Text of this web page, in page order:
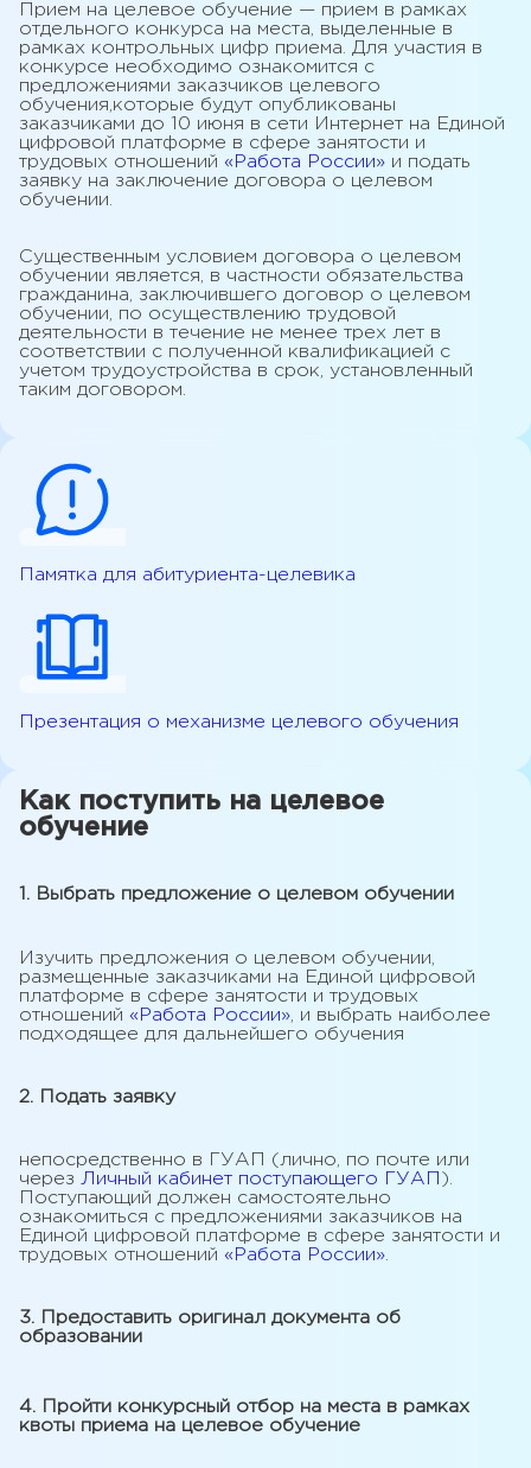
Прием на целевое обучение — прием в рамках
отдельного конкурса на места, выделенные в
рамках контрольных цифр приема. Для участия в
конкурсе необходимо ознакомится с
предложениями заказчиков целевого
обучения,которые будут опубликованы
заказчиками до 10 июня в сети Интернет на Единой
цифровой платформе в сфере занятости и
трудовых отношений «Работа России» и подать
заявку на заключение договора о целевом
обучении.
Существенным условием договора о целевом
обучении является, в частности обязательства
гражданина, заключившего договор о целевом
обучении, по осуществлению трудовой
деятельности в течение не менее трех лет в
соответствии с полученной квалификацией с
учетом трудоустройства в срок, установленный
таким договором.
Памятка для абитуриента-целевика
Презентация о механизме целевого обучения
Как поступить на целевое
обучение
1. Выбрать предложение о целевом обучении
Изучить предложения о целевом обучении,
размещенные заказчиками на Единой цифровой
платформе в сфере занятости и трудовых
отношений «Работа России» , и выбрать наиболее
подходящее для дальнейшего обучения
2. Подать заявку
непосредственно в ГУАП (лично, по почте или
через Личный кабинет поступающего ГУАП
).
Поступающий должен самостоятельно
ознакомиться с предложениями заказчиков на
Единой цифровой платформе в сфере занятости и
трудовых отношений «Работа России».
3. Предоставить оригинал документа об
образовании
4. Пройти конкурсный отбор на места в рамках
квоты приема на целевое обучение